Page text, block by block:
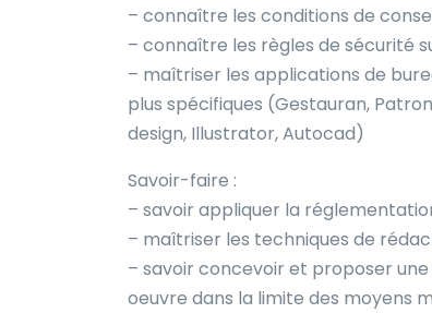
– connaître les conditions de
– connaître les règles de sécurité
– maîtriser les applications de
plus spécifiques (Gestauran,
design, Illustrator, Autocad)
Savoir-faire :
– savoir appliquer la
– maîtriser les techniques de
– savoir concevoir et proposer
oeuvre dans la limite des moyens